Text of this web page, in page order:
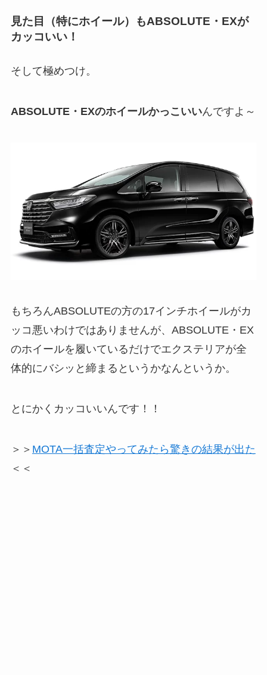
見た目（特にホイール）もABSOLUTE・EXが
カッコいい！
そして極めつけ。
ABSOLUTE・EXのホイールかっこいいんですよ～
もちろんABSOLUTEの方の17インチホイールがカ
ッコ悪いわけではありませんが、ABSOLUTE・EX
のホイールを履いているだけでエクステリアが全
体的にバシッと締まるというかなんというか。
とにかくカッコいいんです！！
＞＞ MOTA一括査定やってみたら驚きの結果が出た
＜＜